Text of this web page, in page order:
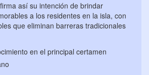
así su intención de brindar
a los residentes en la isla, con
que eliminan barreras tradicionales
en el principal certamen